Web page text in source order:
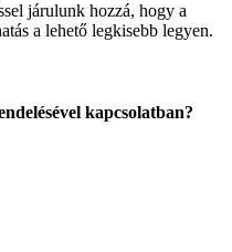
járulunk hozzá, hogy a
a lehető legkisebb legyen.
kapcsolatban?